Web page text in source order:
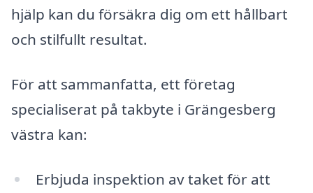
hjälp kan du försäkra dig om ett hållbart
och stilfullt resultat.
För att sammanfatta, ett företag
specialiserat på takbyte i Grängesberg
västra kan:
Erbjuda inspektion av taket för att